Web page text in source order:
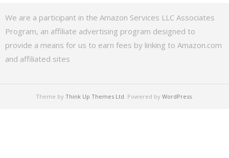
We are a participant in the Amazon Services LLC Associates
Program, an affiliate advertising program designed to
provide a means for us to earn fees by linking to Amazon.com
and affiliated sites
Theme by Think Up Themes Ltd. Powered by WordPress.